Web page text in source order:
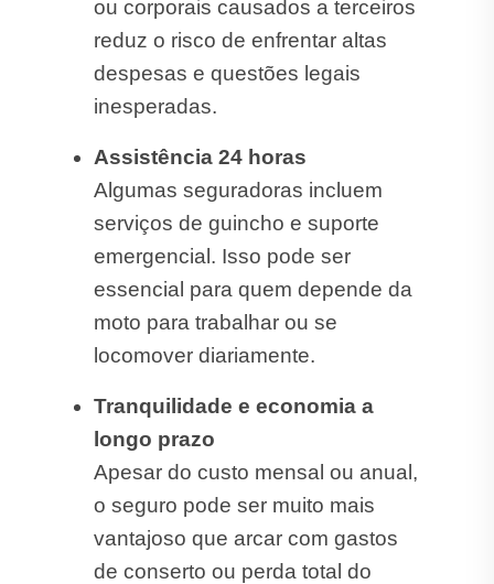
ou corporais causados a terceiros
reduz o risco de enfrentar altas
despesas e questões legais
inesperadas.
Assistência 24 horas
Algumas seguradoras incluem
serviços de guincho e suporte
emergencial. Isso pode ser
essencial para quem depende da
moto para trabalhar ou se
locomover diariamente.
Tranquilidade e economia a
longo prazo
Apesar do custo mensal ou anual,
o seguro pode ser muito mais
vantajoso que arcar com gastos
de conserto ou perda total do